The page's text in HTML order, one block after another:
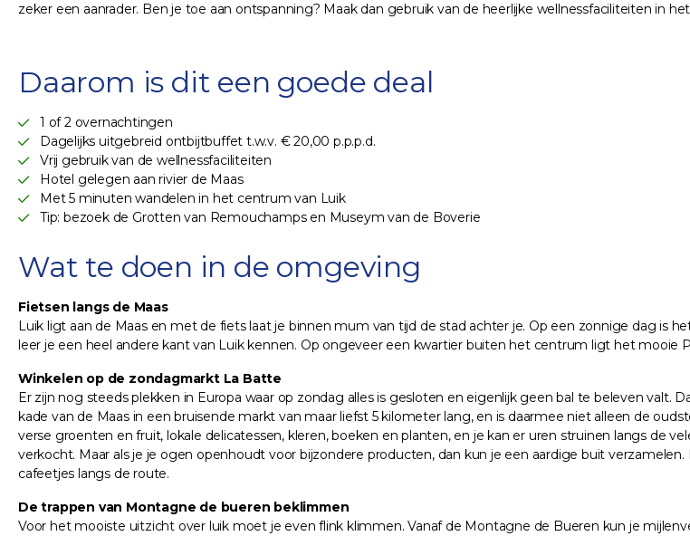
zeker een aanrader. Ben je toe aan ontspanning? Maak dan gebruik van de heerlijke wellnessfaciliteiten in
Daarom is dit een goede deal
1 of 2 overnachtingen
Dagelijks uitgebreid ontbijtbuffet t.w.v. € 20,00 p.p.p.d.
Vrij gebruik van de wellnessfaciliteiten
Hotel gelegen aan rivier de Maas
Met 5 minuten wandelen in het centrum van Luik
Tip: bezoek de Grotten van Remouchamps en Museym van de Boverie
Wat te doen in de omgeving
Fietsen langs de Maas
Luik ligt aan de Maas en met de fiets laat je binnen mum van tijd de stad achter je. Op een zonnige dag is
leer je een heel andere kant van Luik kennen. Op ongeveer een kwartier buiten het centrum ligt het mooie
Winkelen op de zondagmarkt La Batte
Er zijn nog steeds plekken in Europa waar op zondag alles is gesloten en eigenlijk geen bal te beleven valt.
kade van de Maas in een bruisende markt van maar liefst 5 kilometer lang, en is daarmee niet alleen de
verse groenten en fruit, lokale delicatessen, kleren, boeken en planten, en je kan er uren struinen langs de
verkocht. Maar als je je ogen openhoudt voor bijzondere producten, dan kun je een aardige buit
cafeetjes langs de route.
De trappen van Montagne de bueren beklimmen
Voor het mooiste uitzicht over luik moet je even flink klimmen. Vanaf de Montagne de Bueren kun je